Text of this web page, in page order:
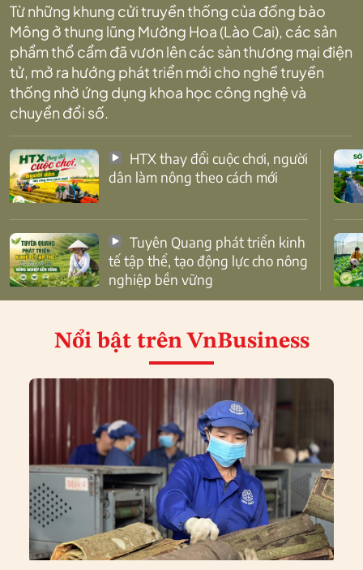
Từ những khung cửi truyền thống của đồng bào
Mông ở thung lũng Mường Hoa (Lào Cai), các sản
phẩm thổ cẩm đã vươn lên các sàn thương mại điện
tử, mở ra hướng phát triển mới cho nghề truyền
thống nhờ ứng dụng khoa học công nghệ và
chuyển đổi số.
dân làm nông theo cách mới
tế tập thể, tạo động lực cho nông
nghiệp bền vững
Nổi bật trên VnBusiness